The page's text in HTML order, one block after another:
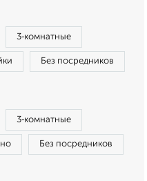
3‑комнатные
Без посредников
3‑комнатные
Без посредников